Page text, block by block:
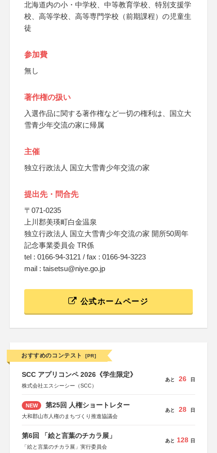
北海道内の小・中学校、中等教育学校、特別支援学
校、高等学校、高等専門学校（前期課程）の児童生
徒
参加費
無し
著作権の扱い
入選作品に関する著作権など一切の権利は、国立大
雪青少年交流の家に帰属
主催
独立行政法人 国立大雪青少年交流の家
提出先・問合先
〒071-0235
上川郡美瑛町白金温泉
独立行政法人 国立大雪青少年交流の家 開所50周年
記念事業委員会 TR係
tel : 0166-94-3121 / fax : 0166-94-3223
mail : taisetsu@niye.go.jp
公式ホームページ
おすすめのコンテスト [PR]
SCC アプリコンペ 2026《学生限定》
株式会社エスシーシー（SCC）
あと 26 日
NEW 第25回 人権ショートレター
大和郡山市人権のまちづくり推進協議会
あと 28 日
第6回 「絵と言葉のチカラ展」
「絵と言葉のチカラ展」実行委員会
あと 128 日